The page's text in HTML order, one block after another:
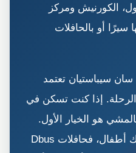
الكورنيش ومركز
أو بالحافلات
سيباستيان تعتمد
إذا كنت تسكن في
هو الخيار الأول.
وإذا كان الفندق أبعد أو معك أطفال، فحافلات Dbus